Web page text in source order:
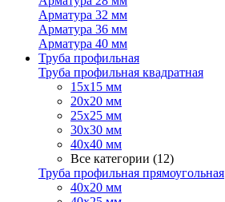
Арматура 32 мм
Арматура 36 мм
Арматура 40 мм
Труба профильная
Труба профильная квадратная
15х15 мм
20х20 мм
25х25 мм
30х30 мм
40х40 мм
Все категории (12)
Труба профильная прямоугольная
40х20 мм